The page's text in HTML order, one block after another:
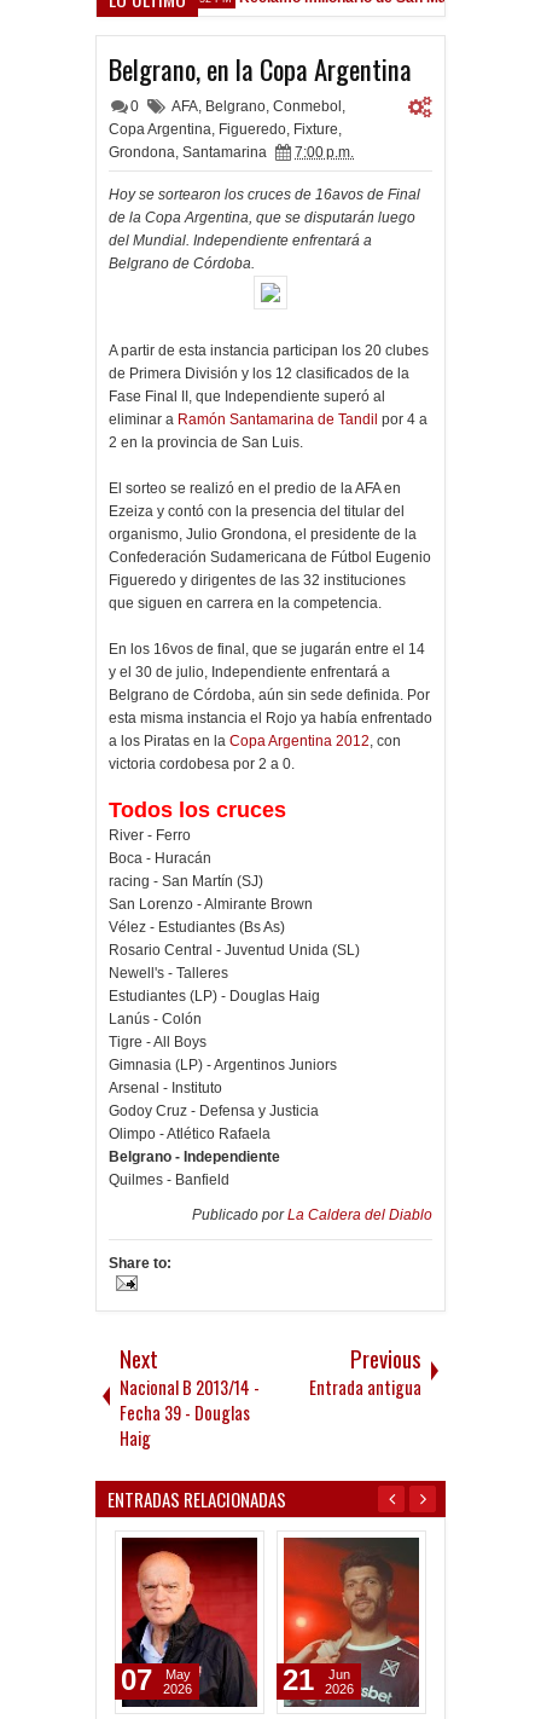
Belgrano, en la Copa Argentina
0 AFA, Belgrano, Conmebol ,
Copa Argentina, Figueredo, Fixture,
Grondona, Santamarina 7:00 p.m.
Hoy se sortearon los cruces de 16avos de Final
de la Copa Argentina, que se disputarán luego
del Mundial. Independiente enfrentará a
Belgrano de Córdoba.
A partir de esta instancia participan los 20 clubes
de Primera División y los 12 clasificados de la
Fase Final II, que Independiente superó al
eliminar a Ramón Santamarina de Tandil por 4 a
2 en la provincia de San Luis.
El sorteo se realizó en el predio de la AFA en
Ezeiza y contó con la presencia del titular del
organismo, Julio Grondona, el presidente de la
Confederación Sudamericana de Fútbol Eugenio
Figueredo y dirigentes de las 32 instituciones
que siguen en carrera en la competencia.
En los 16vos de final, que se jugarán entre el 14
y el 30 de julio, Independiente enfrentará a
Belgrano de Córdoba, aún sin sede definida. Por
esta misma instancia el Rojo ya había enfrentado
a los Piratas en la Copa Argentina 2012, con
victoria cordobesa por 2 a 0.
Todos los cruces
River - Ferro
Boca - Huracán
racing - San Martín (SJ)
San Lorenzo - Almirante Brown
Vélez - Estudiantes (Bs As)
Rosario Central - Juventud Unida (SL)
Newell's - Talleres
Estudiantes (LP) - Douglas Haig
Lanús - Colón
Tigre - All Boys
Gimnasia (LP) - Argentinos Juniors
Arsenal - Instituto
Godoy Cruz - Defensa y Justicia
Olimpo - Atlético Rafaela
Belgrano - Independiente
Quilmes - Banfield
Publicado porLa Caldera del Diablo
Share to:
Next
Nacional B 2013/14 -
Fecha 39 - Douglas
Haig
Previous
Entrada antigua
ENTRADAS RELACIONADAS
07
May
2026
21
Jun
2026